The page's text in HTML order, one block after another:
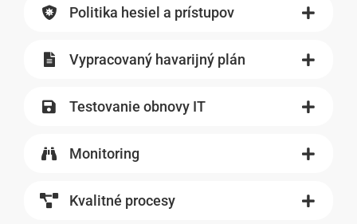
Politika hesiel a prístupov
Vypracovaný havarijný plán
Testovanie obnovy IT
Monitoring
Kvalitné procesy